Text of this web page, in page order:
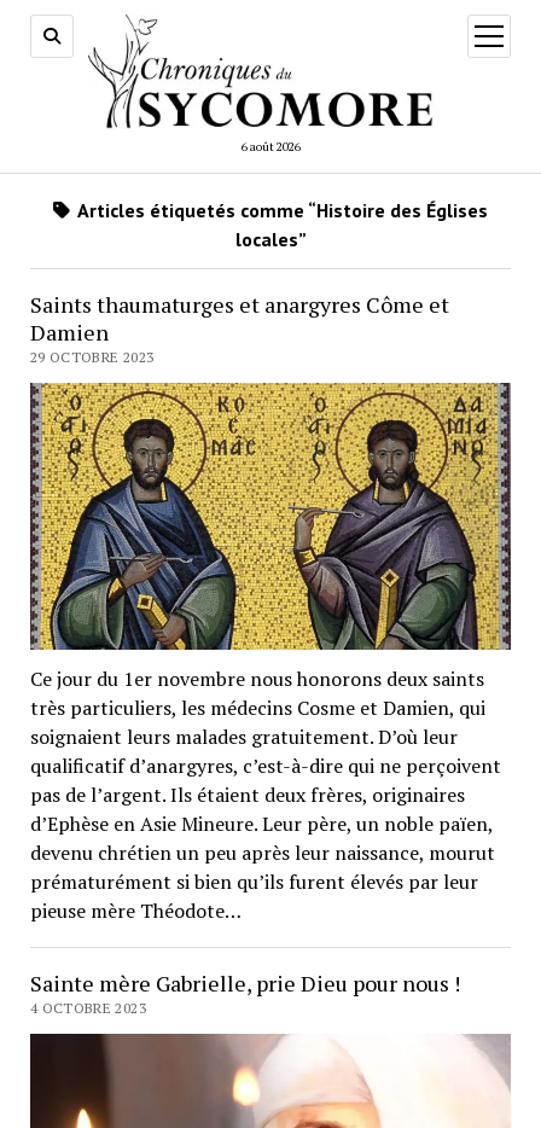
6 août 2026
ouvrir
menu
Articles étiquetés comme “Histoire des Églises
locales”
Saints thaumaturges et anargyres Côme et
Damien
29 OCTOBRE 2023
Ce jour du 1er novembre nous honorons deux saints
très particuliers, les médecins Cosme et Damien, qui
soignaient leurs malades gratuitement. D’où leur
qualificatif d’anargyres, c’est-à-dire qui ne perçoivent
pas de l’argent. Ils étaient deux frères, originaires
d’Ephèse en Asie Mineure. Leur père, un noble païen,
devenu chrétien un peu après leur naissance, mourut
prématurément si bien qu’ils furent élevés par leur
pieuse mère Théodote…
Sainte mère Gabrielle, prie Dieu pour nous !
4 OCTOBRE 2023